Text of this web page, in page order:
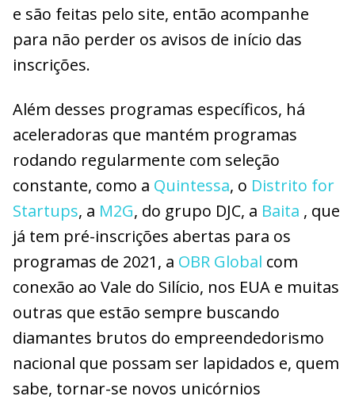
e são feitas pelo site, então acompanhe
para não perder os avisos de início das
inscrições.
Além desses programas específicos, há
aceleradoras que mantém programas
rodando regularmente com seleção
constante, como a Quintessa, o Distrito for
Startups, a M2G, do grupo DJC, a Baita , que
já tem pré-inscrições abertas para os
programas de 2021, a OBR Global com
conexão ao Vale do Silício, nos EUA e muitas
outras que estão sempre buscando
diamantes brutos do empreendedorismo
nacional que possam ser lapidados e, quem
sabe, tornar-se novos unicórnios